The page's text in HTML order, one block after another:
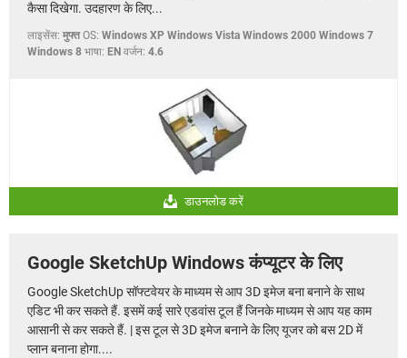
कैसा दिखेगा. उदहारण के लिए...
लाइसेंस: मुफ्त OS: Windows XP Windows Vista Windows 2000 Windows 7
Windows 8 भाषा: EN वर्जन: 4.6
डाउनलोड करें
Google SketchUp Windows कंप्यूटर के लिए
Google SketchUp सॉफ्टवेयर के माध्यम से आप 3D इमेज बना बनाने के साथ
एडिट भी कर सकते हैं. इसमें कई सारे एडवांस टूल हैं जिनके माध्यम से आप यह काम
आसानी से कर सकते हैं. | इस टूल से 3D इमेज बनाने के लिए यूजर को बस 2D में
प्लान बनाना होगा....